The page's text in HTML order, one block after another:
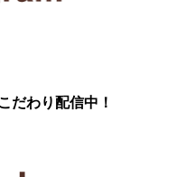
だわり配信中！